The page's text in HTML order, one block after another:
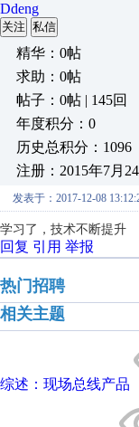
Ddeng
关注 私信
精华：0帖
求助：0帖
帖子：0帖 | 145回
年度积分：0
历史总积分：1096
注册：2015年7月24
发表于：2017-12-08
学习了，技术不断提升
回复 引用 举报
热门招聘
相关主题
综述：现场总线产品